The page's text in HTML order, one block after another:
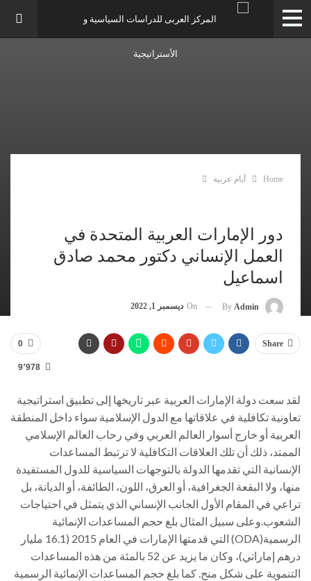
Home أيام عربية
دور الإمارات العربية المتحدة في
العمل الإنساني دكتور محمد صادق
اسماعيل
By Admin
On ديسمبر 1, 2022
Share
0
9٬978
لقد سعت دولة الإمارات العربية عبر تاريخها إلى تطبيق استراتيجية
تعاونية تكافلية في علاقاتها مع الدول الإسلامية سواء داخل المنطقة
العربية أو خارج أسوار العالم العربي وفي رحاب العالم الإسلامي
الممتد، ذلك أن تلك العلاقات التكافلية لا ترتبط المساعدات
الإنسانية التي تقدمها الدولة بالتوجهات السياسية للدول المستفيدة
منها، ولا البقعة الجغرافية، أو العرق، اللون، الطائفة، أو الديانة، بل
تراعي في المقام الأول الجانب الإنساني الذي يتمثل في احتياجات
الشعوب.وعلى سبيل المثال بلغ حجم المساعدات الإنمائية
الرسمية(ODA) التي قدمتها الإمارات في العام 2015 (16.1 مليار
درهم إماراتي)، وكان ما يزيد عن 52 بالمئة من هذه المساعدات
التنموية على شكل منح. كما بلغ حجم المساعدات الإنمائية الرسمية